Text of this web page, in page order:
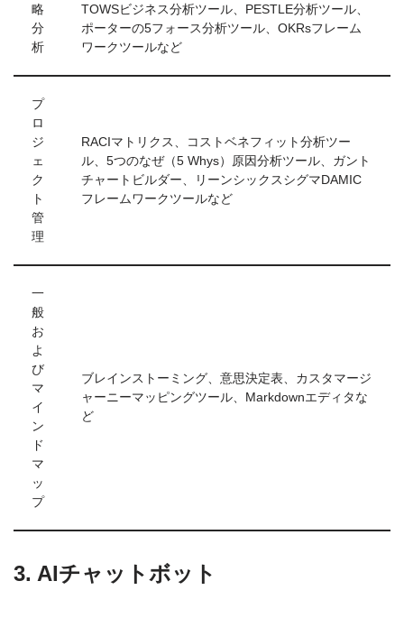
略
分
析
TOWSビジネス分析ツール、PESTLE分析ツール、
ポーターの5フォース分析ツール、OKRsフレーム
ワークツールなど
プ
ロ
ジ
ェ
ク
ト
管
理
RACIマトリクス、コストベネフィット分析ツー
ル、5つのなぜ（5 Whys）原因分析ツール、ガント
チャートビルダー、リーンシックスシグマDAMIC
フレームワークツールなど
一
般
お
よ
び
マ
イ
ン
ド
マ
ッ
プ
ブレインストーミング、意思決定表、カスタマージ
ャーニーマッピングツール、Markdownエディタな
ど
3. AIチャットボット